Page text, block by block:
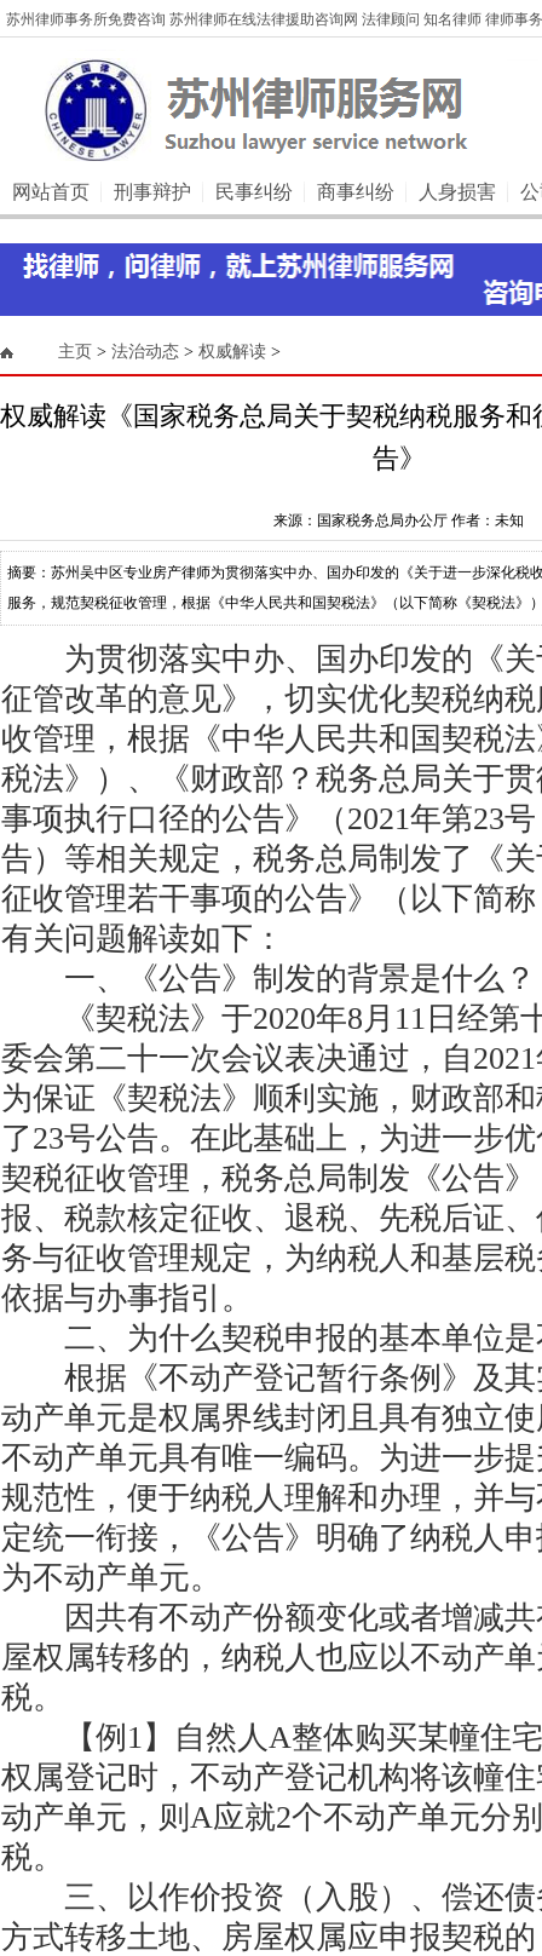
苏州律师事务所免费咨询 苏州律师在线法律援助咨询网 法律顾问 知名律师 律师事
网站首页 刑事辩护 民事纠纷 商事纠纷 人身损害
主页 > 法治动态 > 权威解读 >
权威解读《国家税务总局关于契税纳税服务
告》
来源：国家税务总局办公厅 作者：未知
摘要：苏州吴中区专业房产律师为贯彻落实中办、国办印发的《关于进一步深化税
服务，规范契税征收管理，根据《中华人民共和国契税法》（以下简称《契税法》
为贯彻落实中办、国办印发的《关
征管改革的意见》，切实优化契税纳
收管理，根据《中华人民共和国契税
税法》）、《财政部？税务总局关于
事项执行口径的公告》（2021年第23
告）等相关规定，税务总局制发了《
征收管理若干事项的公告》（以下简
有关问题解读如下：
一、《公告》制发的背景是什么？
《契税法》于2020年8月11日经第
委会第二十一次会议表决通过，自
为保证《契税法》顺利实施，财政部
了23号公告。在此基础上，为进一步
契税征收管理，税务总局制发《公告
报、税款核定征收、退税、先税后证
务与征收管理规定，为纳税人和基层
依据与办事指引。
二、为什么契税申报的基本单位是
根据《不动产登记暂行条例》及其
动产单元是权属界线封闭且具有独立
不动产单元具有唯一编码。为进一步
规范性，便于纳税人理解和办理，并
定统一衔接，《公告》明确了纳税人
为不动产单元。
因共有不动产份额变化或者增减共
屋权属转移的，纳税人也应以不动产
税。
【例1】自然人A整体购买某幢住宅
权属登记时，不动产登记机构将该幢
动产单元，则A应就2个不动产单元分
税。
三、以作价投资（入股）、偿还债
方式转移土地、房屋权属应申报契税